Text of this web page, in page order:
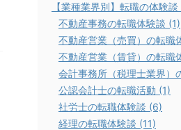
【業種業界別】転職の体験
不動産事務の転職体験談 (1)
不動産営業（売買）の転職
不動産営業（賃貸）の転職
会計事務所（税理士業界）
公認会計士の転職活動 (1)
社労士の転職体験談 (6)
経理の転職体験談 (11)